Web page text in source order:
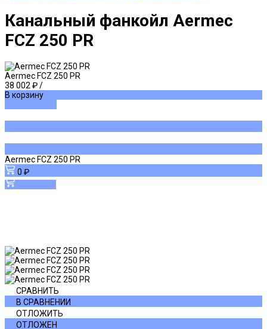
Канальный фанкойл Aermec
FCZ 250 PR
Aermec FCZ 250 PR
38 002 ₽/
В корзину
Aermec FCZ 250 PR
0 ₽
СРАВНИТЬ
В СРАВНЕНИИ
ОТЛОЖИТЬ
ОТЛОЖЕН